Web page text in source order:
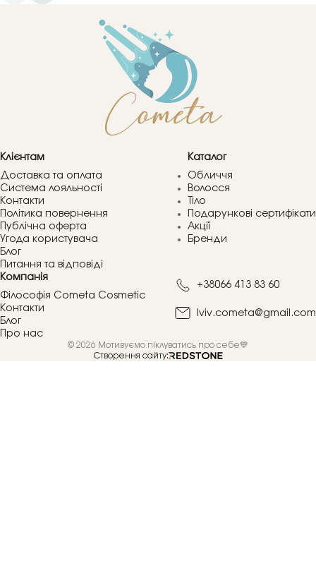
Клієнтам
Доставка та оплата
Система лояльності
Контакти
Політика повернення
Публічна оферта
Угода користувача
Блог
Питання та відповіді
Каталог
Обличчя
Волосся
Тіло
Подарункові сертифікати
Акції
Бренди
Компанія
Філософія Cometa Cosmetic
Контакти
Блог
Про нас
+38066 413 83 60
lviv.cometa@gmail.com
© 2026 Мотивуємо піклуватись про себе💙
Створення сайту: